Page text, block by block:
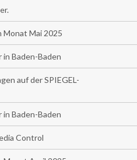
Mai 2025
in Baden-Baden
auf der SPIEGEL-
in Baden-Baden
Control